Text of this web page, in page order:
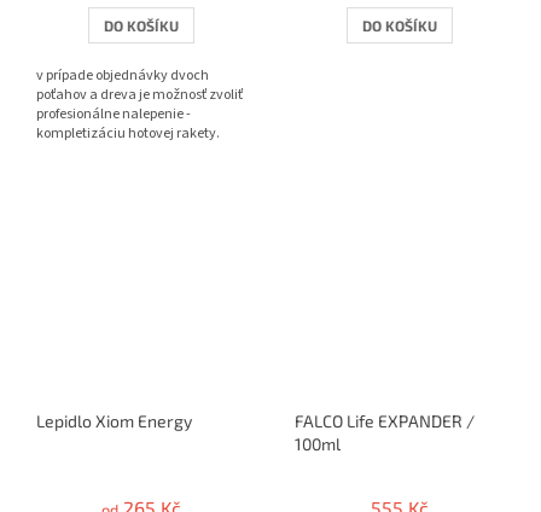
DO KOŠÍKU
v prípade objednávky dvoch
poťahov a dreva je možnosť zvoliť
profesionálne nalepenie -
kompletizáciu hotovej rakety.
DO KOŠÍKU
Lepidlo Xiom Energy
FALCO Life EXPANDER /
100ml